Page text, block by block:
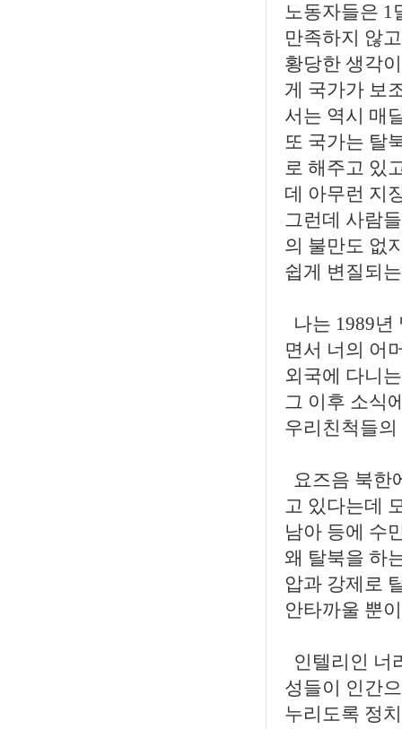
노동자들은 1
만족하지 않
황당한 생각
게 국가가 보
서는 역시 매
또 국가는 탈
로 해주고 있
데 아무런 지
그런데 사람
의 불만도 없
쉽게 변질되
나는 1989
면서 너의 어
외국에 다니
그 이후 소식
우리친척들
요즈음 북한
고 있다는데
남아 등에 수
왜 탈북을 하
압과 강제로
안타까울 뿐
인텔리인 너
성들이 인간
누리도록 정